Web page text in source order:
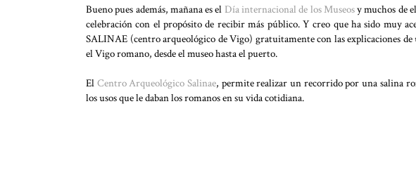
Bueno pues además, mañana es el Día internacional de los Museosy muchos de
celebración con el propósito de recibir más público. Y creo que ha sido muy
SALINAE (centro arqueológico de Vigo) gratuitamente con las explicaciones
el Vigo romano, desde el museo hasta el puerto.
El Centro Arqueológico Salinae, permite realizar un recorrido por una salina
los usos que le daban los romanos en su vida cotidiana.